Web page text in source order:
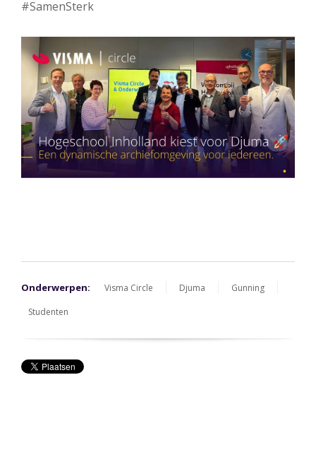
#SamenSterk
Onderwerpen: Visma Circle Djuma
Gunning
Studenten